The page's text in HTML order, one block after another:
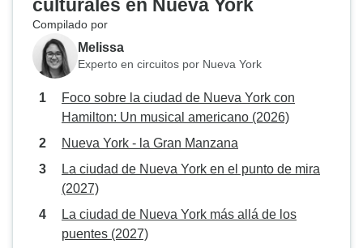
culturales en Nueva York
Compilado por
Melissa
Experto en circuitos por Nueva York
Foco sobre la ciudad de Nueva York con
Hamilton: Un musical americano (2026)
Nueva York - la Gran Manzana
La ciudad de Nueva York en el punto de mira
(2027)
La ciudad de Nueva York más allá de los
puentes (2027)